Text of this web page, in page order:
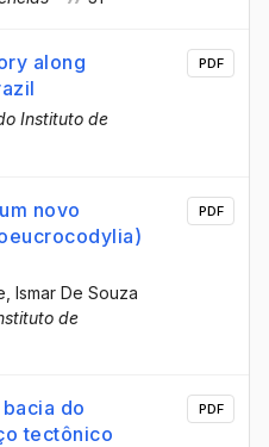
along
Instituto de
PDF
novo
, Ismar De Souza
de
PDF
do
tectônico
PDF